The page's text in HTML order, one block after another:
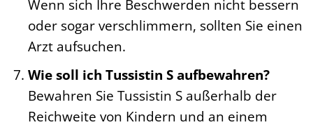
Wenn sich Ihre Beschwerden nicht bessern
oder sogar verschlimmern, sollten Sie einen
Arzt aufsuchen.
Wie soll ich Tussistin S aufbewahren?
Bewahren Sie Tussistin S außerhalb der
Reichweite von Kindern und an einem